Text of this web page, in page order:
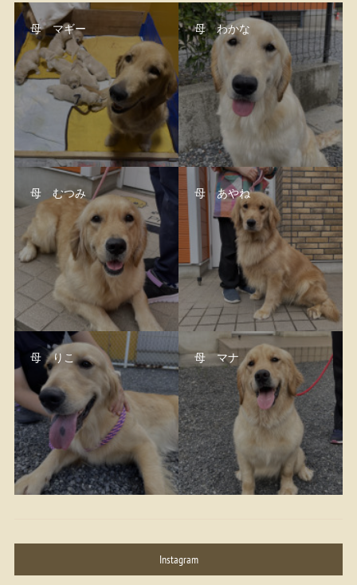
母 マギー 母 わかな
母 むつみ 母 あやね
母 りこ 母 マナ
Instagram